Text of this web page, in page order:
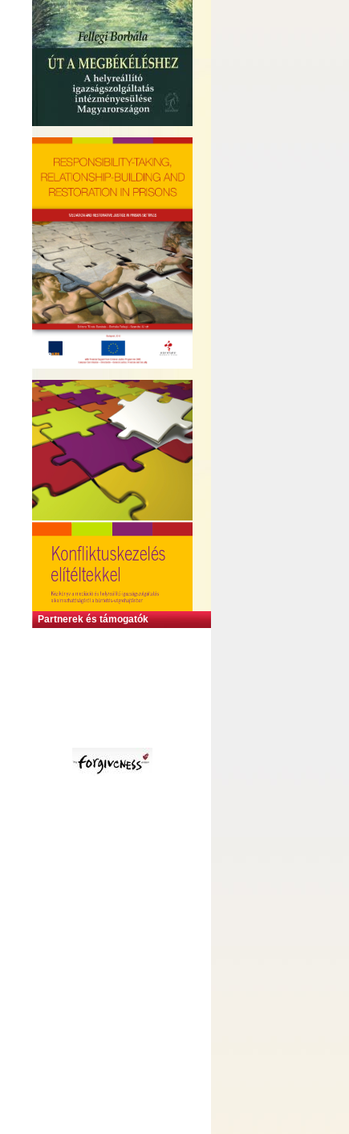
Partnerek és támogatók